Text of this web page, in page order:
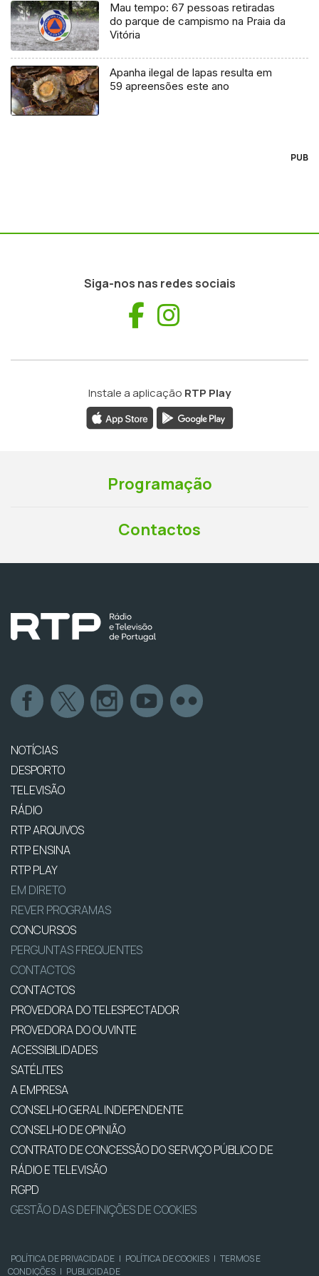
Mau tempo: 67 pessoas retiradas
do parque de campismo na Praia da
Vitória
Apanha ilegal de lapas resulta em
59 apreensões este ano
PUB
Siga-nos nas redes sociais
Facebook
Instale a aplicação RTP Play
Programação
Contactos
NOTÍCIAS
DESPORTO
TELEVISÃO
RÁDIO
RTP ARQUIVOS
RTP ENSINA
RTP PLAY
EM DIRETO
REVER PROGRAMAS
CONCURSOS
PERGUNTAS FREQUENTES
CONTACTOS
CONTACTOS
PROVEDORA DO TELESPECTADOR
PROVEDORA DO OUVINTE
ACESSIBILIDADES
SATÉLITES
A EMPRESA
CONSELHO GERAL INDEPENDENTE
CONSELHO DE OPINIÃO
CONTRATO DE CONCESSÃO DO SERVIÇO PÚBLICO DE
RÁDIO E TELEVISÃO
RGPD
GESTÃO DAS DEFINIÇÕES DE COOKIES
POLÍTICA DE PRIVACIDADE | POLÍTICA DE COOKIES | TERMOS E
CONDIÇÕES | PUBLICIDADE